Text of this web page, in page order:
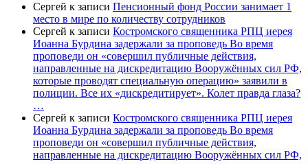
Сергей к записи Пенсионный фонд России занимает 1
место в мире по количеству сотрудников
Сергей к записи Костромского священника РПЦ иерея
Иоанна Бурдина задержали за проповедь Во время
проповеди он «совершил публичные действия,
направленные на дискредитацию Вооружённых сил РФ,
которые проводят специальную операцию» заявили в
полиции. Все их «дискредитирует». Колет правда глаза?
…
Сергей к записи Костромского священника РПЦ иерея
Иоанна Бурдина задержали за проповедь Во время
проповеди он «совершил публичные действия,
направленные на дискредитацию Вооружённых сил РФ,